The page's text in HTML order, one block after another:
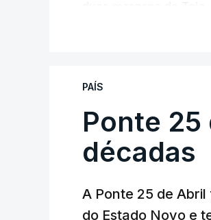
infraestrutura, à
num contraste entre o
regime em declínio,
dia em que se
PAÍS
Ponte
décadas
A Ponte 25 de
do Estado Novo e